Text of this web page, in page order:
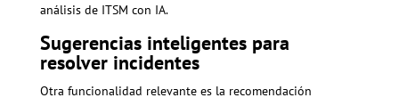
análisis de ITSM con IA.
Sugerencias inteligentes para
resolver incidentes
Otra funcionalidad relevante es la recomendación